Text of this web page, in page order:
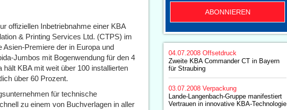
offiziellen Inbetriebnahme einer KBA
& Printing Services Ltd. (CTPS) im
Premiere der in Europa und
Jumbos mit Bogenwendung für den 4
KBA mit weit über 100 installierten
über 60 Prozent.
für technische
zu einem von Buchverlagen in aller
ABONNIEREN
04.07.2008 Offsetdruck
Zweite KBA Commander CT in Bayern
für Straubing
03.07.2008 Verpackung
Lande-Langenbach-Gruppe manifestiert
Vertrauen in innovative KBA-Technologie